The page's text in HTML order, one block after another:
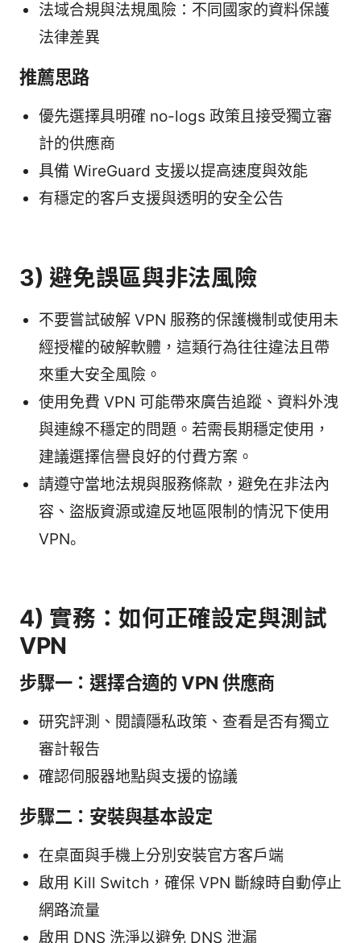
法域合規與法規風險：不同國家的資料保護
法律差異
推薦思路
優先選擇具明確 no-logs 政策且接受獨立審
計的供應商
具備 WireGuard 支援以提高速度與效能
有穩定的客戶支援與透明的安全公告
3) 避免誤區與非法風險
不要嘗試破解 VPN 服務的保護機制或使用未
經授權的破解軟體，這類行為往往違法且帶
來重大安全風險。
使用免費 VPN 可能帶來廣告追蹤、資料外洩
與連線不穩定的問題。若需長期穩定使用，
建議選擇信譽良好的付費方案。
請遵守當地法規與服務條款，避免在非法內
容、盜版資源或違反地區限制的情況下使用
VPN。
4) 實務：如何正確設定與測試
VPN
步驟一：選擇合適的 VPN 供應商
研究評測、閱讀隱私政策、查看是否有獨立
審計報告
確認伺服器地點與支援的協議
步驟二：安裝與基本設定
在桌面與手機上分別安裝官方客戶端
啟用 Kill Switch，確保 VPN 斷線時自動停止
網路流量
啟用 DNS 洗淨以避免 DNS 泄漏